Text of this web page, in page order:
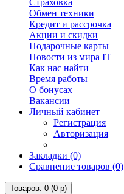
Страховка
Обмен техники
Кредит и рассрочка
Акции и скидки
Подарочные карты
Новости из мира IT
Как нас найти
Время работы
О бонусах
Вакансии
Личный кабинет
Регистрация
Авторизация
Закладки (0)
Сравнение товаров (0)
Товаров: 0 (0 р)